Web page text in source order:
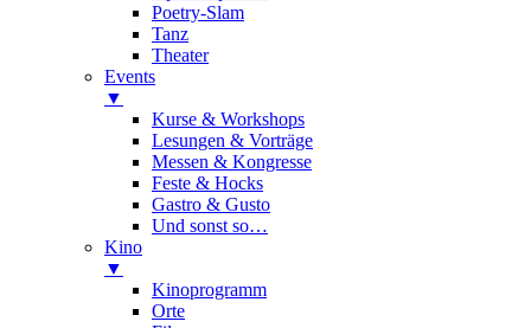
Poetry-Slam
Tanz
Theater
Events
▼
Kurse & Workshops
Lesungen & Vorträge
Messen & Kongresse
Feste & Hocks
Gastro & Gusto
Und sonst so…
Kino
▼
Kinoprogramm
Orte